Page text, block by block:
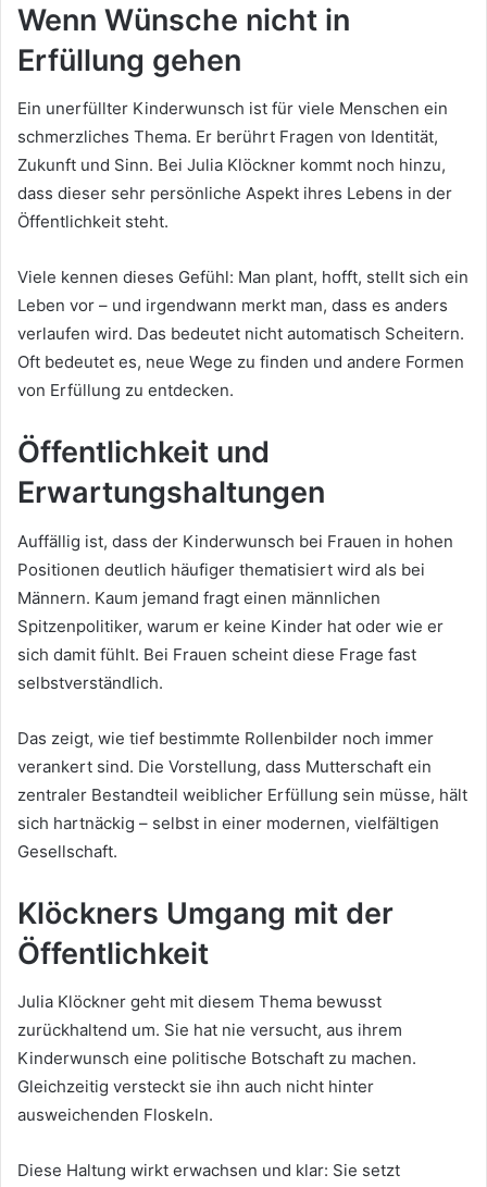
Wenn Wünsche nicht in
Erfüllung gehen
Ein unerfüllter Kinderwunsch ist für viele Menschen ein
schmerzliches Thema. Er berührt Fragen von Identität,
Zukunft und Sinn. Bei Julia Klöckner kommt noch hinzu,
dass dieser sehr persönliche Aspekt ihres Lebens in der
Öffentlichkeit steht.
Viele kennen dieses Gefühl: Man plant, hofft, stellt sich ein
Leben vor – und irgendwann merkt man, dass es anders
verlaufen wird. Das bedeutet nicht automatisch Scheitern.
Oft bedeutet es, neue Wege zu finden und andere Formen
von Erfüllung zu entdecken.
Öffentlichkeit und
Erwartungshaltungen
Auffällig ist, dass der Kinderwunsch bei Frauen in hohen
Positionen deutlich häufiger thematisiert wird als bei
Männern. Kaum jemand fragt einen männlichen
Spitzenpolitiker, warum er keine Kinder hat oder wie er
sich damit fühlt. Bei Frauen scheint diese Frage fast
selbstverständlich.
Das zeigt, wie tief bestimmte Rollenbilder noch immer
verankert sind. Die Vorstellung, dass Mutterschaft ein
zentraler Bestandteil weiblicher Erfüllung sein müsse, hält
sich hartnäckig – selbst in einer modernen, vielfältigen
Gesellschaft.
Klöckners Umgang mit der
Öffentlichkeit
Julia Klöckner geht mit diesem Thema bewusst
zurückhaltend um. Sie hat nie versucht, aus ihrem
Kinderwunsch eine politische Botschaft zu machen.
Gleichzeitig versteckt sie ihn auch nicht hinter
ausweichenden Floskeln.
Diese Haltung wirkt erwachsen und klar: Sie setzt